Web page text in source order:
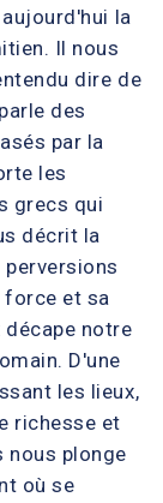
la
Il nous
dire de
des
par la
les
grecs qui
décrit la
force et sa
notre
D'une
les lieux,
richesse et
nous plonge
où se